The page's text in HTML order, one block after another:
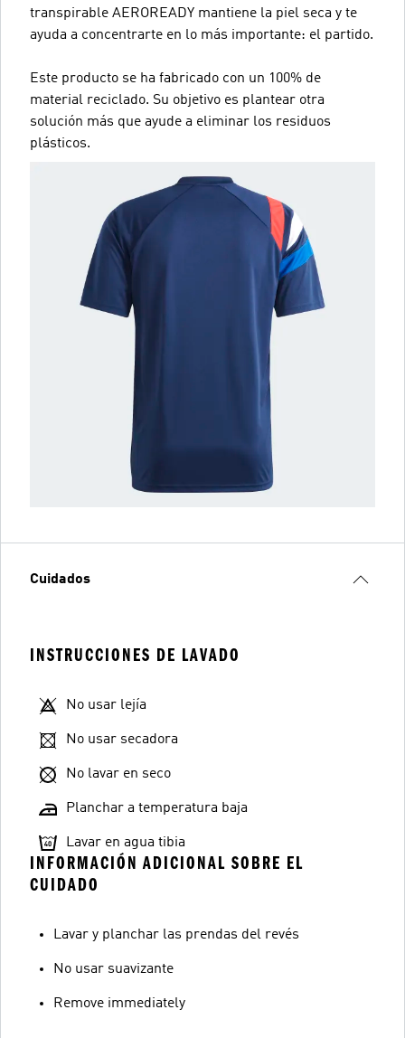
transpirable AEROREADY mantiene la piel seca y te
ayuda a concentrarte en lo más importante: el partido.
Este producto se ha fabricado con un 100% de
material reciclado. Su objetivo es plantear otra
solución más que ayude a eliminar los residuos
plásticos.
Cuidados
INSTRUCCIONES DE LAVADO
No usar lejía
No usar secadora
No lavar en seco
Planchar a temperatura baja
Lavar en agua tibia
INFORMACIÓN ADICIONAL SOBRE EL
CUIDADO
Lavar y planchar las prendas del revés
No usar suavizante
Remove immediately